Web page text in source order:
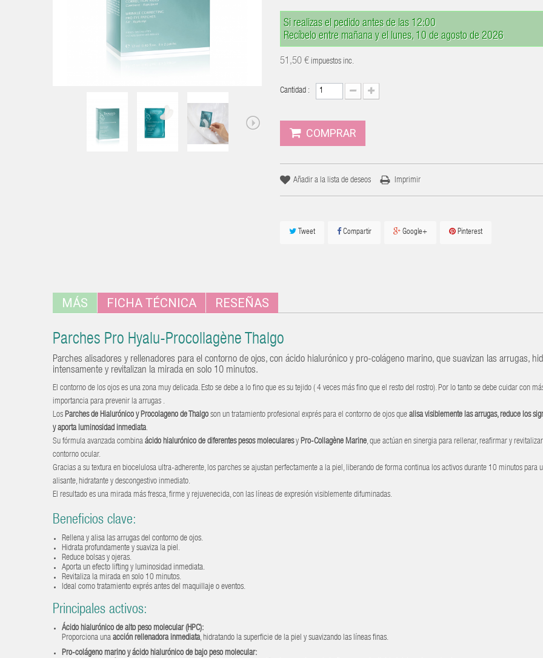
Si realizas el pedido antes de las 12:00
Recíbelo entre mañana y el lunes, 10 de agosto de 2026
51,50 € impuestos inc.
Cantidad :
COMPRAR
Añadir a la lista de deseos Imprimir
Tweet Compartir Google+ Pinterest
MÁS FICHA TÉCNICA RESEÑAS
Parches Pro Hyalu-Procollagène Thalgo
Parches alisadores y rellenadores para el contorno de ojos, con ácido hialurónico y pro-colágeno marino, que suavizan las arrugas,
intensamente y revitalizan la mirada en solo 10 minutos.
El contorno de los ojos es una zona muy delicada. Esto se debe a lo fino que es su tejido ( 4 veces más fino que el resto del rostro). Por lo tanto se debe cuidar con
importancia para prevenir la arrugas .
Los Parches de Hialurónico y Procolageno de Thalgo son un tratamiento profesional exprés para el contorno de ojos que alisa visiblemente las arrugas, reduce los
y aporta luminosidad inmediata.
Su fórmula avanzada combina ácido hialurónico de diferentes pesos molecularesy Pro-Collagène Marine, que actúan en sinergia para rellenar, reafirmar y
contorno ocular.
Gracias a su textura en biocelulosa ultra-adherente, los parches se ajustan perfectamente a la piel, liberando de forma continua los activos durante 10 minutos para
alisante, hidratante y descongestivo inmediato.
El resultado es una mirada más fresca, firme y rejuvenecida, con las líneas de expresión visiblemente difuminadas.
Beneficios clave:
Rellena y alisa las arrugas del contorno de ojos.
Hidrata profundamente y suaviza la piel.
Reduce bolsas y ojeras.
Aporta un efecto lifting y luminosidad inmediata.
Revitaliza la mirada en solo 10 minutos.
Ideal como tratamiento exprés antes del maquillaje o eventos.
Principales activos:
Ácido hialurónico de alto peso molecular (HPC):
Proporciona una acción rellenadora inmediata, hidratando la superficie de la piel y suavizando las líneas finas.
Pro-colágeno marino y ácido hialurónico de bajo peso molecular: